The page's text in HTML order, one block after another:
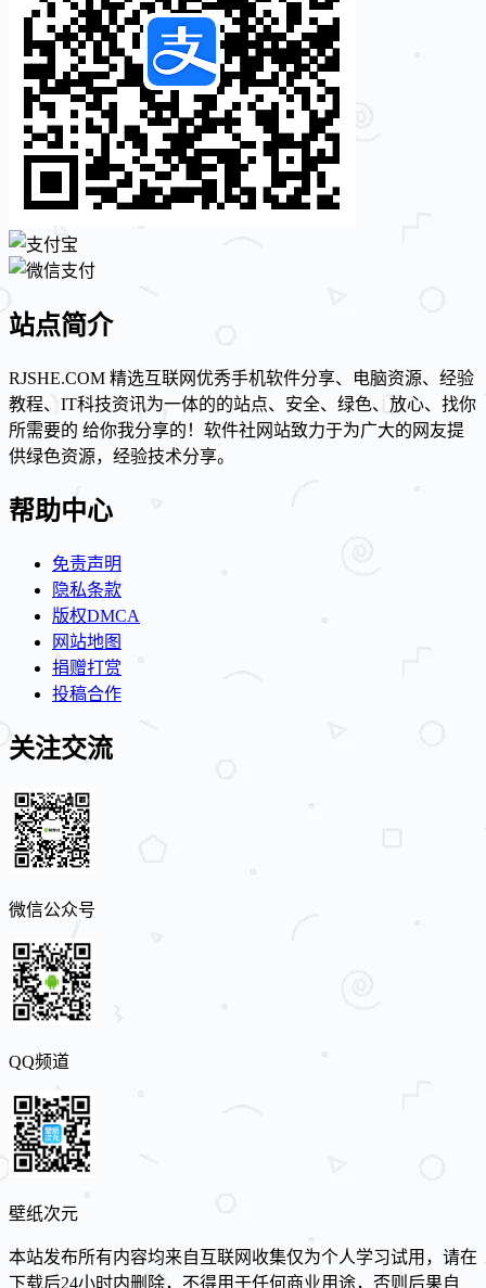
站点简介
RJSHE.COM 精选互联网优秀手机软件分享、电脑资源、经验
教程、IT科技资讯为一体的的站点、安全、绿色、放心、找你
所需要的 给你我分享的！软件社网站致力于为广大的网友提
供绿色资源，经验技术分享。
帮助中心
免责声明
隐私条款
版权DMCA
网站地图
捐赠打赏
投稿合作
关注交流
微信公众号
QQ频道
壁纸次元
本站发布所有内容均来自互联网收集仅为个人学习试用，请在
下载后24小时内删除，不得用于任何商业用途，否则后果自